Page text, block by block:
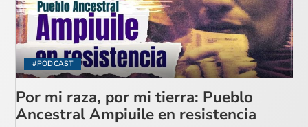
#PODCAST
Por mi raza, por mi tierra: Pueblo
Ancestral Ampiuile en resistencia